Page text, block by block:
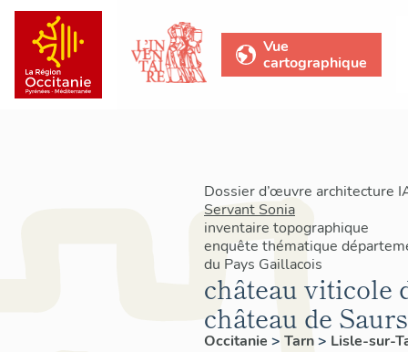
Vue
cartographique
Dossier d’œuvre architecture
Servant Sonia
inventaire topographique
enquête thématique
du Pays Gaillacois
château viticole
château de Saurs
Occitanie > Tarn> Lisle-sur-